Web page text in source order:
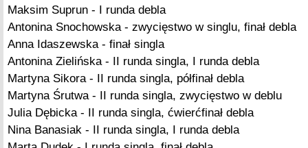
Maksim Suprun - I runda debla
Antonina Snochowska - zwycięstwo w singlu, finał debla
Anna Idaszewska - finał singla
Antonina Zielińska - II runda singla, I runda debla
Martyna Sikora - II runda singla, półfinał debla
Martyna Śrutwa - II runda singla, zwycięstwo w deblu
Julia Dębicka - II runda singla, ćwierćfinał debla
Nina Banasiak - II runda singla, I runda debla